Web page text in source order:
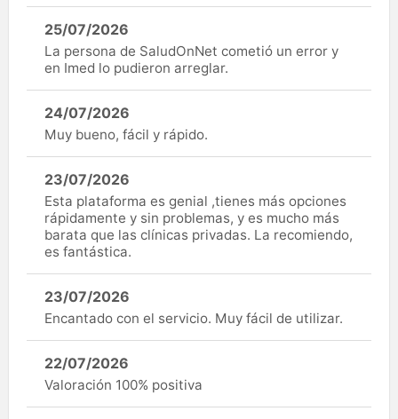
25/07/2026
La persona de SaludOnNet cometió un error y
en Imed lo pudieron arreglar.
24/07/2026
Muy bueno, fácil y rápido.
23/07/2026
Esta plataforma es genial ,tienes más opciones
rápidamente y sin problemas, y es mucho más
barata que las clínicas privadas. La recomiendo,
es fantástica.
23/07/2026
Encantado con el servicio. Muy fácil de utilizar.
22/07/2026
Valoración 100% positiva